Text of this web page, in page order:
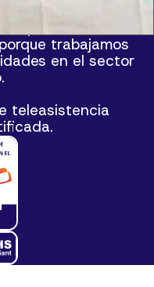
del Gobierno de
ENS RD
trabajamos
en el sector
teleasistencia